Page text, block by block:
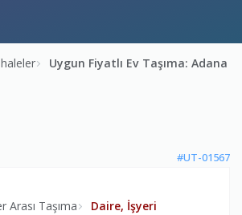
Uygun Fiyatlı Ev Taşıma: Adana
#UT-01567
Arası Taşıma Daire, İşyeri